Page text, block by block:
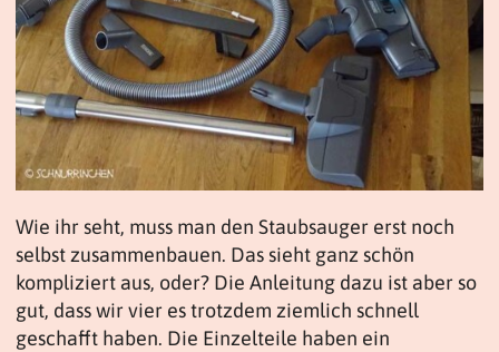
Wie ihr seht, muss man den Staubsauger erst noch
selbst zusammenbauen. Das sieht ganz schön
kompliziert aus, oder? Die Anleitung dazu ist aber so
gut, dass wir vier es trotzdem ziemlich schnell
geschafft haben. Die Einzelteile haben ein